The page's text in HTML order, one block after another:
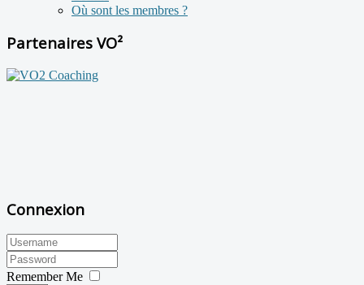
Où sont les membres ?
Partenaires VO²
Connexion
Remember Me